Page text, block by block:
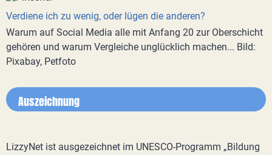
Verdiene ich zu wenig, oder lügen die anderen?
Warum auf Social Media alle mit Anfang 20 zur Oberschicht
gehören und warum Vergleiche unglücklich machen... Bild:
Pixabay, Petfoto
Auszeichnung
LizzyNet ist ausgezeichnet im UNESCO-Programm „Bildung